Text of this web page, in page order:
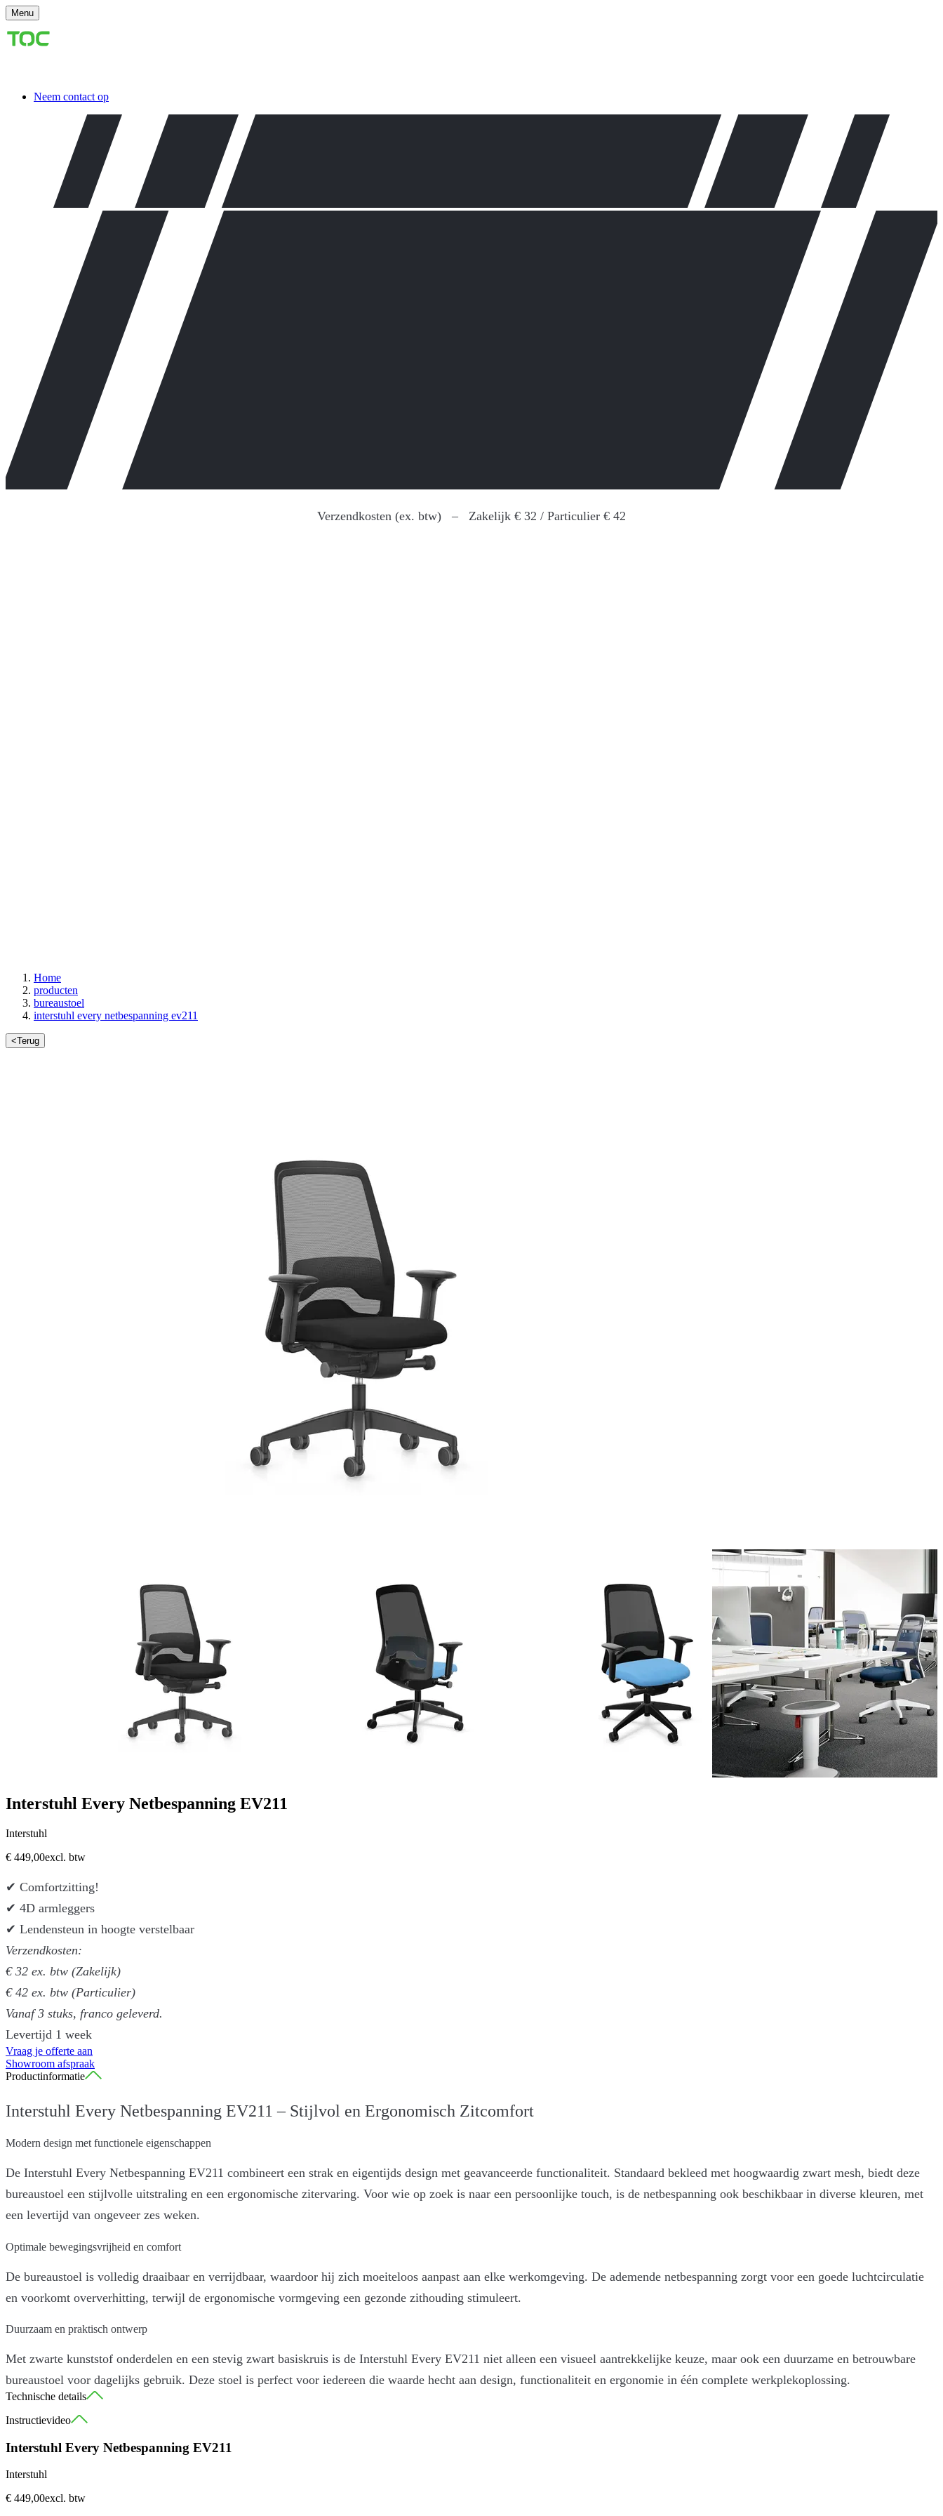
Menu
Neem contact op
Verzendkosten (ex. btw) – Zakelijk € 32 / Particulier € 42
Home
producten
bureaustoel
interstuhl every netbespanning ev211
<Terug
Interstuhl Every Netbespanning EV211
Interstuhl
€ 449,00excl. btw
✔ Comfortzitting!
✔ 4D armleggers
✔ Lendensteun in hoogte verstelbaar
Verzendkosten:
€ 32 ex. btw (Zakelijk)
€ 42 ex. btw (Particulier)
Vanaf 3 stuks, franco geleverd.
Levertijd 1 week
Vraag je offerte aan
Showroom afspraak
Productinformatie
Interstuhl Every Netbespanning EV211 – Stijlvol en Ergonomisch Zitcomfort
Modern design met functionele eigenschappen
De Interstuhl Every Netbespanning EV211 combineert een strak en eigentijds design met geavanceerde functionaliteit. Standaard bekleed met hoogwaardig zwart mesh, biedt deze
bureaustoel een stijlvolle uitstraling en een ergonomische zitervaring. Voor wie op zoek is naar een persoonlijke touch, is de netbespanning ook beschikbaar in diverse kleuren, met
een levertijd van ongeveer zes weken.
Optimale bewegingsvrijheid en comfort
De bureaustoel is volledig draaibaar en verrijdbaar, waardoor hij zich moeiteloos aanpast aan elke werkomgeving. De ademende netbespanning zorgt voor een goede luchtcirculatie
en voorkomt oververhitting, terwijl de ergonomische vormgeving een gezonde zithouding stimuleert.
Duurzaam en praktisch ontwerp
Met zwarte kunststof onderdelen en een stevig zwart basiskruis is de Interstuhl Every EV211 niet alleen een visueel aantrekkelijke keuze, maar ook een duurzame en betrouwbare
bureaustoel voor dagelijks gebruik. Deze stoel is perfect voor iedereen die waarde hecht aan design, functionaliteit en ergonomie in één complete werkplekoplossing.
Technische details
Synchroontechniek, vergrendelbaar
Gewichtsregeling, in meerdere stappen regelbaar
Lendensteun
4D armleggers in hoogte, breedte en diepte verstelbaar én zwenkbaar met zachte opdek
Instructievideo
Interstuhl Every Netbespanning EV211
Interstuhl
€ 449,00excl. btw